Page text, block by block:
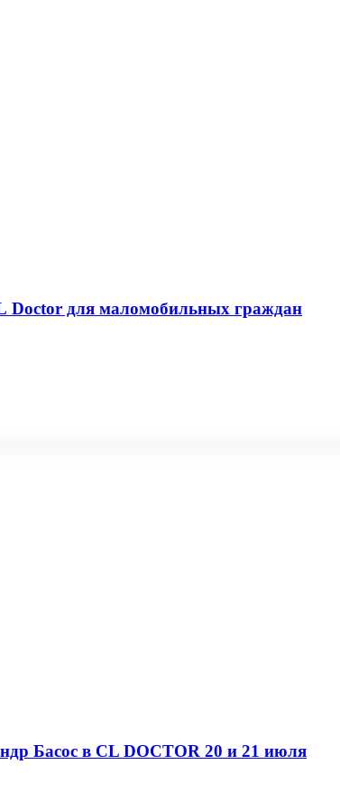
Doctor для маломобильных граждан
Басос в CL DOCTOR 20 и 21 июля